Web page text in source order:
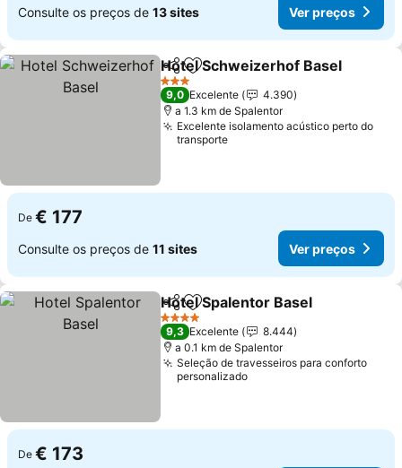
Consulte os preços de 13 sites Ver preços
PartilharAdicionar aos favoritos
Hotel Schweizerhof Basel
3 Estrelas
9,0 Excelente
4.390
a 1.3 km de Spalentor
Excelente isolamento acústico perto do
transporte
De € 177
Consulte os preços de 11 sites Ver preços
PartilharAdicionar aos favoritos
Hotel Spalentor Basel
4 Estrelas
9,3 Excelente
8.444
a 0.1 km de Spalentor
Seleção de travesseiros para conforto
personalizado
De € 173